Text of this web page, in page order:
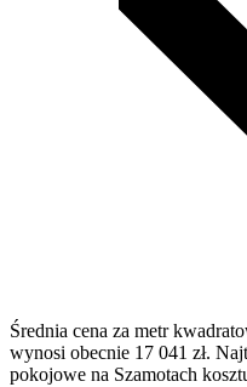
Średnia cena za metr
wynosi obecnie 17 041 zł.
pokojowe na Szamotach